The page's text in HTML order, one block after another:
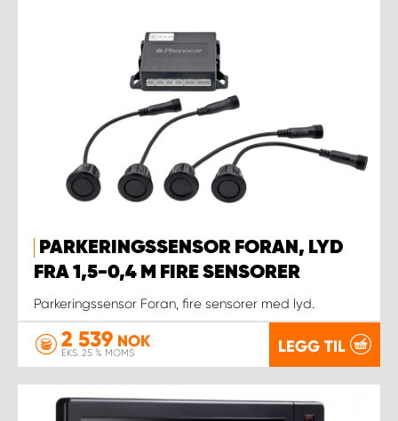
PARKERINGSSENSOR FORAN, LYD
FRA 1,5-0,4 M FIRE SENSORER
Parkeringssensor Foran, fire sensorer med lyd.
2 539 NOK
EKS. 25 % MOMS LEGG TIL